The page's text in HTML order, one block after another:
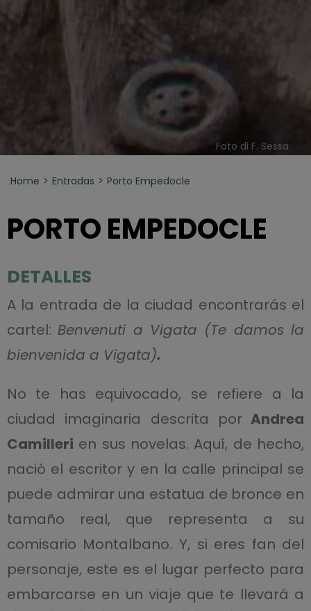
Foto di F. Sessa
Home Entradas Porto Empedocle
PORTO EMPEDOCLE
DETALLES
A la entrada de la ciudad encontrarás el
cartel:Benvenuti a Vigata (Te damos la
bienvenida a Vigata).
No te has equivocado, se refiere a la
ciudad imaginaria descrita porAndrea
Camilleri en sus novelas. Aquí, de hecho,
nació el escritor y en la calle principal se
puede admirar una estatua de bronce en
tamaño real, que representa a su
comisario Montalbano. Y, si eres fan del
personaje, este es el lugar perfecto para
embarcarse en un viaje que te llevará a